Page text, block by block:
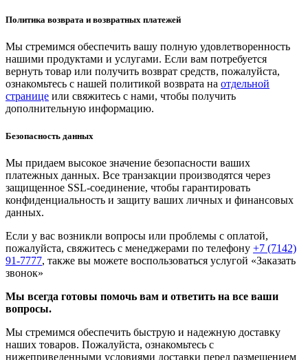
Политика возврата и возвратных платежей
Мы стремимся обеспечить вашу полную удовлетворенность
нашими продуктами и услугами. Если вам потребуется
вернуть товар или получить возврат средств, пожалуйста,
ознакомьтесь с нашей политикой возврата на отдельной
странице или свяжитесь с нами, чтобы получить
дополнительную информацию.
Безопасность данных
Мы придаем высокое значение безопасности ваших
платежных данных. Все транзакции производятся через
защищенное SSL-соединение, чтобы гарантировать
конфиденциальность и защиту ваших личных и финансовых
данных.
Если у вас возникли вопросы или проблемы с оплатой,
пожалуйста, свяжитесь с менеджерами по телефону +7 (7142)
91-7777, также вы можете воспользоваться услугой «Заказать
звонок»
Мы всегда готовы помочь вам и ответить на все ваши
вопросы.
Мы стремимся обеспечить быструю и надежную доставку
наших товаров. Пожалуйста, ознакомьтесь с
нижеприведенными условиями доставки перед размещением